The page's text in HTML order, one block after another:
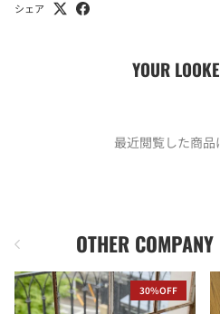
シェア
YOUR
最近閲覧した商品
前 OTHER
30%OFF